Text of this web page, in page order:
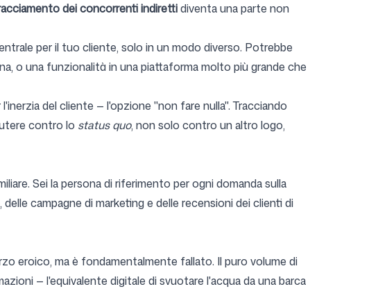
dei concorrenti indirettidiventa una parte non
per il tuo cliente, solo in un modo diverso. Potrebbe
o una funzionalità in una piattaforma molto più grande che
del cliente — l'opzione "non fare nulla". Tracciando
contro lo status quo, non solo contro un altro logo,
Sei la persona di riferimento per ogni domanda sulla
campagne di marketing e delle recensioni dei clienti di
eroico, ma è fondamentalmente fallato. Il puro volume di
— l'equivalente digitale di svuotare l'acqua da una barca